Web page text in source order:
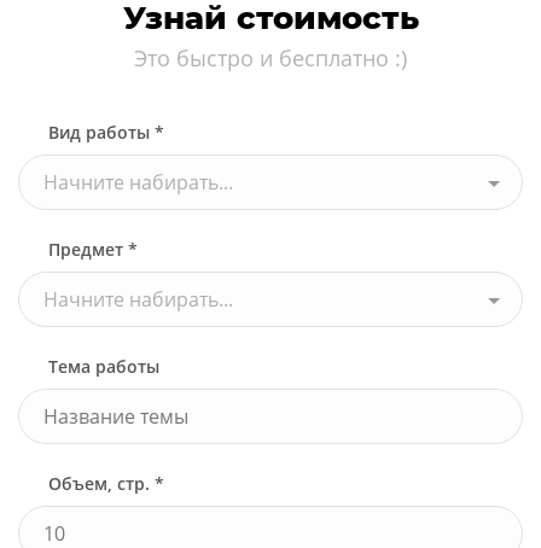
Узнай стоимость
Это быстро и бесплатно :)
Вид работы *
Начните набирать...
Предмет *
Начните набирать...
Тема работы
Объем, стр. *